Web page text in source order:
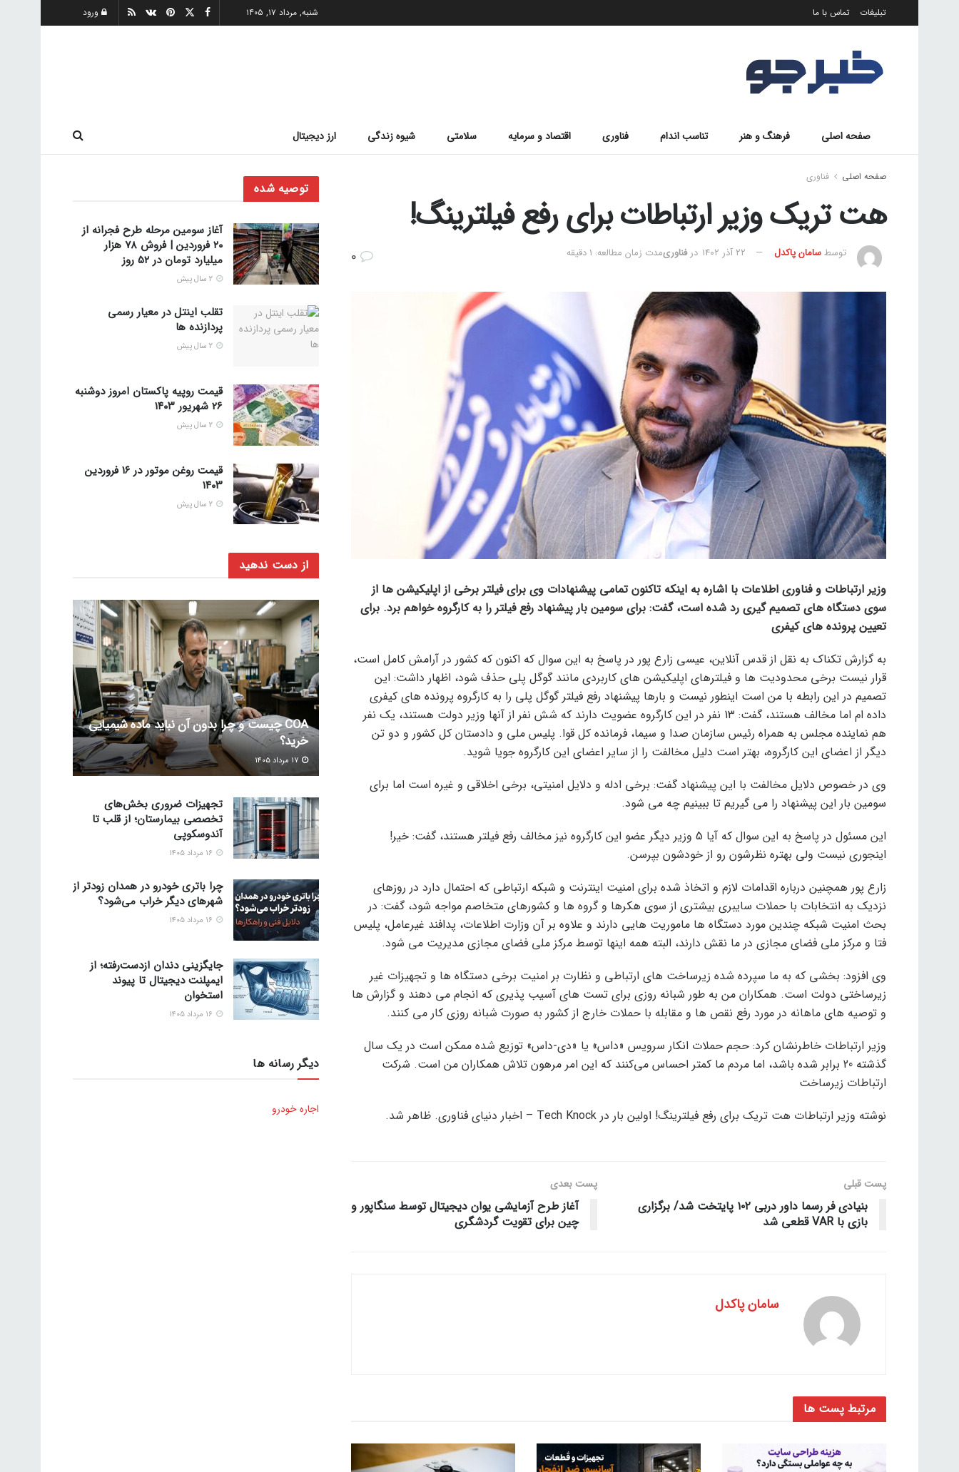
تبلیغات تماس با ما شنبه, مرداد ۱۷, ۱۴۰۵ ورود
صفحه اصلی فرهنگ و هنر تناسب اندام فناوری اقتصاد و سرمایه سلامتی شیوه زندگی ارز دیجیتال
صفحه اصلی فناوری
هت تریک وزیر ارتباطات برای رفع فیلترینگ!
توسطسامان پاکدل ۲۲ آذر ۱۴۰۲ در فناوریمدت زمان مطالعه: 1 دقیقه
وزیر ارتباطات و فناوری اطلاعات با اشاره به اینکه تاکنون تمامی پیشنهادات وی برای فیلتر برخی از اپلیکیشن ها از
سوی دستگاه های تصمیم گیری رد شده است، گفت: برای سومین بار پیشنهاد رفع فیلتر را به کارگروه خواهم برد. برای
تعیین پرونده های کیفری
به گزارش تکناک به نقل از قدس آنلاین، عیسی زارع پور در پاسخ به این سوال که اکنون که کشور در آرامش کامل است،
قرار نیست برخی محدودیت ها و فیلترهای اپلیکیشن های کاربردی مانند گوگل پلی حذف شود، اظهار داشت: این
تصمیم در این رابطه با من است اینطور نیست و بارها پیشنهاد رفع فیلتر گوگل پلی را به کارگروه پرونده های کیفری
داده ام اما مخالف هستند، گفت: 13 نفر در این کارگروه عضویت دارند که شش نفر از آنها وزیر دولت هستند، یک نفر
هم نماینده مجلس به همراه رئیس سازمان صدا و سیما، فرمانده کل قوا. پلیس ملی و دادستان کل کشور و دو تن
دیگر از اعضای این کارگروه، بهتر است دلیل مخالفت را از سایر اعضای این کارگروه جویا شوید.
وی در خصوص دلایل مخالفت با این پیشنهاد گفت: برخی ادله و دلایل امنیتی، برخی اخلاقی و غیره است اما برای
سومین بار این پیشنهاد را می گیریم تا ببینیم چه می شود.
این مسئول در پاسخ به این سوال که آیا 5 وزیر دیگر عضو این کارگروه نیز مخالف رفع فیلتر هستند، گفت: خیر!
اینجوری نیست ولی بهتره نظرشون رو از خودشون بپرسن.
زارع پور همچنین درباره اقدامات لازم و اتخاذ شده برای امنیت اینترنت و شبکه ارتباطی که احتمال دارد در روزهای
نزدیک به انتخابات با حملات سایبری بیشتری از سوی هکرها و گروه ها و کشورهای متخاصم مواجه شود، گفت: در
بحث امنیت شبکه چندین مورد دستگاه ها ماموریت هایی دارند و علاوه بر آن وزارت اطلاعات، پدافند غیرعامل، پلیس
فتا و مرکز ملی فضای مجازی در ما نقش دارند، البته همه اینها توسط مرکز ملی فضای مجازی مدیریت می شود.
وی افزود: بخشی که به ما سپرده شده زیرساخت های ارتباطی و نظارت بر امنیت برخی دستگاه ها و تجهیزات غیر
زیرساختی دولت است. همکاران من به طور شبانه روزی برای تست های آسیب پذیری که انجام می دهند و گزارش ها
و توصیه های ماهانه در مورد رفع نقص ها و مقابله با حملات خارج از کشور به صورت شبانه روزی کار می کنند.
وزیر ارتباطات خاطرنشان کرد: حجم حملات انکار سرویس «داس» یا «دی-داس» توزیع شده ممکن است در یک سال
گذشته 20 برابر شده باشد، اما مردم ما کمتر احساس می‌کنند که این امر مرهون تلاش همکاران من است. شرکت
ارتباطات زیرساخت
نوشته وزیر ارتباطات هت تریک برای رفع فیلترینگ! اولین بار در Tech Knock – اخبار دنیای فناوری. ظاهر شد.
پست قبلی
بنیادی فر رسما داور دربی ۱۰۲ پایتخت شد/ برگزاری
بازی با VAR قطعی شد
پست‌ بعدی
آغاز طرح آزمایشی یوان دیجیتال توسط سنگاپور و
چین برای تقویت گردشگری
سامان پاکدل
مرتبط پست ها
توصیه شده
آغاز سومین مرحله طرح فجرانه از
۲۰ فروردین | فروش ۷۸ هزار
میلیارد تومان در ۵۲ روز
تقلب اینتل در معیار رسمی
پردازنده ها
قیمت روپیه پاکستان امروز دوشنبه
26 شهریور ۱۴۰۳
قیمت روغن موتور در ۱۶ فروردین
۱۴۰۳
از دست ندهید
COA چیست و چرا بدون آن نباید ماده شیمیایی
خرید؟
تجهیزات ضروری بخش‌های
تخصصی بیمارستان؛ از قلب تا
آندوسکوپی
چرا باتری خودرو در همدان زودتر از
شهرهای دیگر خراب می‌شود؟
جایگزینی دندان ازدست‌رفته؛ از
ایمپلنت دیجیتال تا پیوند
استخوان
دیگر رسانه ها
اجاره خودرو